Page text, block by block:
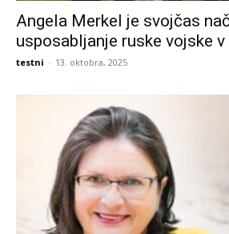
Angela Merkel je svojčas
usposabljanje ruske vojske v
testni - 13. oktobra, 2025